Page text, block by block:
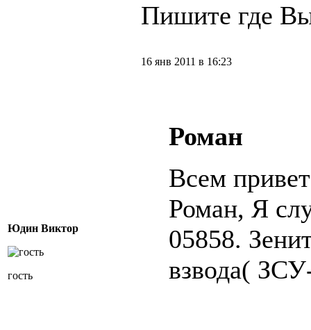
Пишите где
Юдин Виктор
гость
16 янв 2011 в 16:23
Роман
Всем
Роман, Я
05858.
взвода(